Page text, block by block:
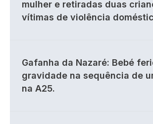
mulher e retiradas duas
vítimas de violência
Gafanha da Nazaré: Bebé
gravidade na sequência de
na A25.